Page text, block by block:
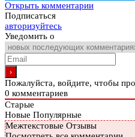
Открыть комментарии
Подписаться
авторизуйтесь
Уведомить о
Пожалуйста, войдите, чтобы
0 комментариев
Старые
Новые Популярные
Межтекстовые Отзывы